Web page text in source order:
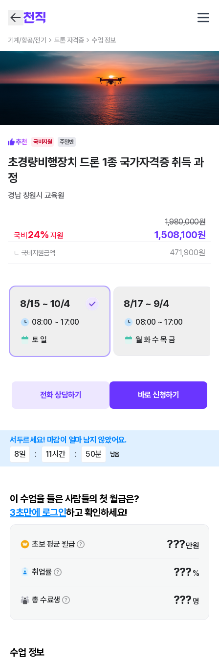
기계/항공/전기 드론 자격증 수업 정보
국비지원 주말반
초경량비행장치 드론 1종 국가자격증 취득 과
정
경남 창원시 교육원
국비 24% 지원
1,980,000원
1,508,100원
ㄴ 국비지원금액 471,900원
8/15 ~ 10/4
08:00 ~ 17:00
토 일
8/17 ~ 9/4
08:00 ~ 17:00
월 화 수 목 금
전화 상담하기 바로 신청하기
서두르세요! 마감이 얼마 남지 않았어요.
8일
: 11시간 : 50분 남음
이 수업을 들은 사람들의 첫 월급은?
3초만에 로그인하고 확인하세요!
초보 평균 월급 ???만원
취업률 ??? %
총 수료생 ??? 명
수업 정보